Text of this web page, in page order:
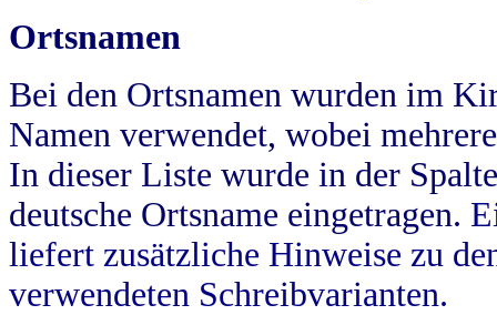
Ortsnamen
Bei den Ortsnamen wurden im
Namen verwendet, wobei
In dieser Liste wurde in der
deutsche Ortsname eingetragen.
liefert zusätzliche Hinweise zu
verwendeten Schreibvarianten.